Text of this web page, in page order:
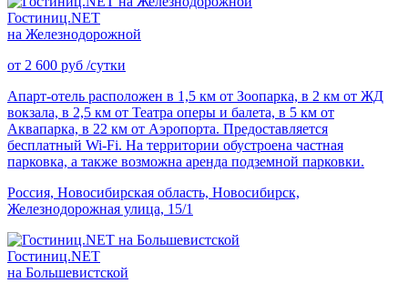
Гостиниц.NET
на Железнодорожной
от 2 600 руб /сутки
Апарт-отель расположен в 1,5 км от Зоопарка, в 2 км от ЖД
вокзала, в 2,5 км от Театра оперы и балета, в 5 км от
Аквапарка, в 22 км от Аэропорта. Предоставляется
бесплатный Wi-Fi. На территории обустроена частная
парковка, а также возможна аренда подземной парковки.
Россия, Новосибирская область, Новосибирск,
Железнодорожная улица, 15/1
Гостиниц.NET
на Большевистской